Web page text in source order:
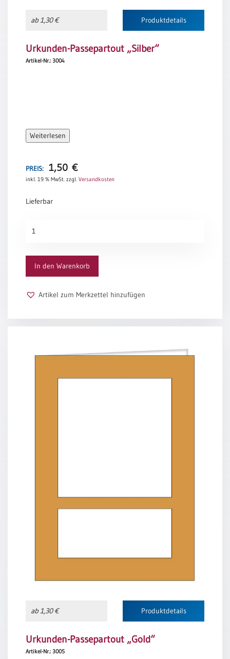
ab 1,30 € Produktdetails
Urkunden-Passepartout „Silber“
Artikel-Nr.: 3004
Weiterlesen
PREIS: 1,50 €
inkl. 19 % MwSt. zzgl. Versandkosten
Lieferbar
Passepartout
Menge
In den Warenkorb
Artikel zum Merkzettel hinzufügen
ab 1,30 € Produktdetails
Urkunden-Passepartout „Gold“
Artikel-Nr.: 3005